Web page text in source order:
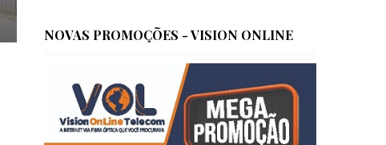
NOVAS PROMOÇÕES - VISION ONLINE